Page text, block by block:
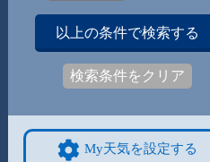
以上の条件で検索する
検索条件をクリア
My天気を設定する